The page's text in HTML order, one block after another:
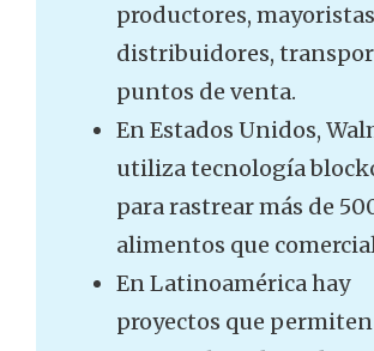
productores,
distribuidores,
puntos de venta.
En Estados Unidos,
utiliza tecnología
para rastrear más de
alimentos que
En Latinoamérica hay
proyectos que permiten